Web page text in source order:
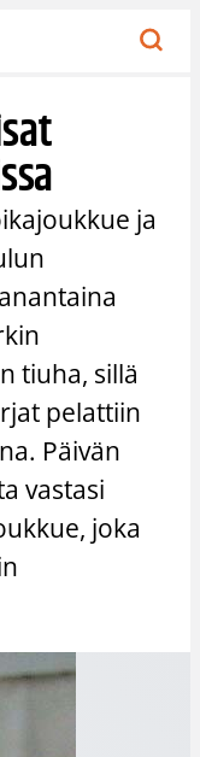
ja
tiuha, sillä
pelattiin
Päivän
vastasi
joka